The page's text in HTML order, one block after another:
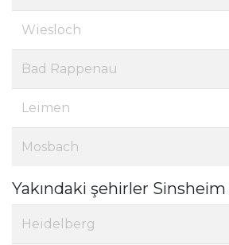
Wiesloch
Bad Rappenau
Leimen
Mosbach
Yakındaki şehirler Sinsheim
Heidelberg